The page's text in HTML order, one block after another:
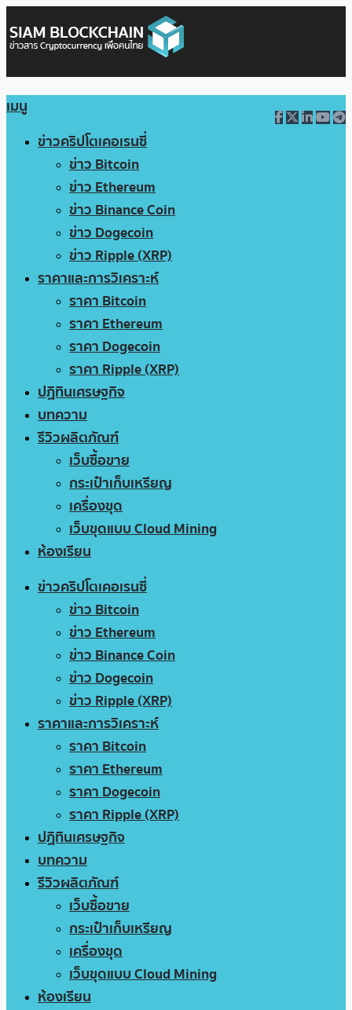
เมนู
ข่าวคริปโตเคอเรนซี่
ข่าว Bitcoin
ข่าว Ethereum
ข่าว Binance Coin
ข่าว Dogecoin
ข่าว Ripple (XRP)
ราคาและการวิเคราะห์
ราคา Bitcoin
ราคา Ethereum
ราคา Dogecoin
ราคา Ripple (XRP)
ปฏิทินเศรษฐกิจ
บทความ
รีวิวผลิตภัณฑ์
เว็บซื้อขาย
กระเป๋าเก็บเหรียญ
เครื่องขุด
เว็บขุดแบบ Cloud Mining
ห้องเรียน
ข่าวคริปโตเคอเรนซี่
ข่าว Bitcoin
ข่าว Ethereum
ข่าว Binance Coin
ข่าว Dogecoin
ข่าว Ripple (XRP)
ราคาและการวิเคราะห์
ราคา Bitcoin
ราคา Ethereum
ราคา Dogecoin
ราคา Ripple (XRP)
ปฏิทินเศรษฐกิจ
บทความ
รีวิวผลิตภัณฑ์
เว็บซื้อขาย
กระเป๋าเก็บเหรียญ
เครื่องขุด
เว็บขุดแบบ Cloud Mining
ห้องเรียน